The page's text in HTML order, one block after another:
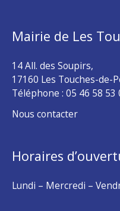
Mairie de Les
14 All. des Soupirs,
17160 Les Touches-de-
Téléphone : 05 46 58 53
Nous contacter
Horaires
Lundi – Mercredi –